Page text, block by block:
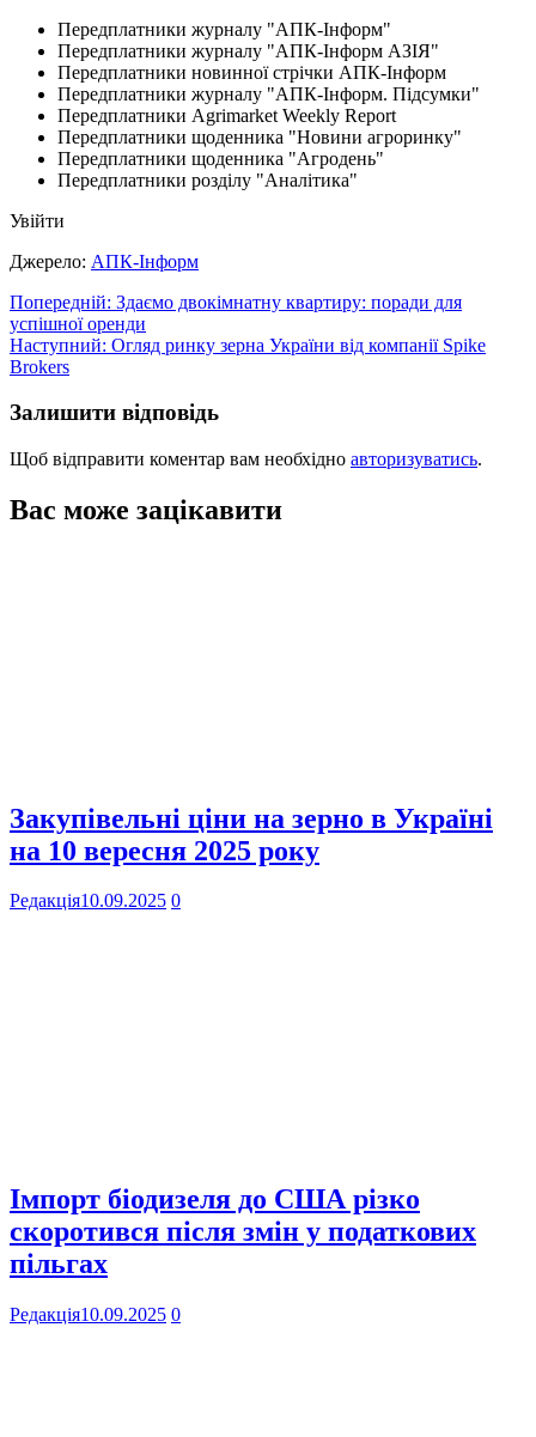
Передплатники журналу "АПК-Інформ"
Передплатники журналу "АПК-Інформ АЗІЯ"
Передплатники новинної стрічки АПК-Інформ
Передплатники журналу "АПК-Інформ. Підсумки"
Передплатники Agrimarket Weekly Report
Передплатники щоденника "Новини агроринку"
Передплатники щоденника "Агродень"
Передплатники розділу "Аналітика"
Увійти
Джерело: АПК-Інформ
Навігація
записів
Попередній: Здаємо двокімнатну квартиру: поради для
успішної оренди
Наступний: Огляд ринку зерна України від компанії Spike
Brokers
Залишити відповідь
Щоб відправити коментар вам необхідно авторизуватись.
Вас може зацікавити
Закупівельні ціни на зерно в Україні
на 10 вересня 2025 року
Редакція10.09.2025 0
Імпорт біодизеля до США різко
скоротився після змін у податкових
пільгах
Редакція10.09.2025 0